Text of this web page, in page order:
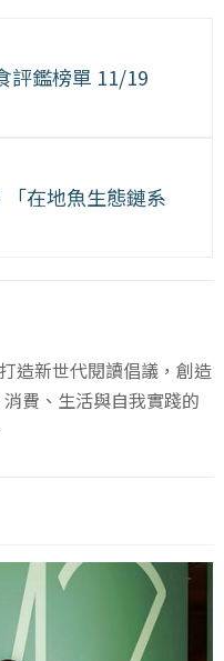
評鑑榜單 11/19
在地魚生態鏈系
造新世代閱讀倡議，創造
費、生活與自我實踐的